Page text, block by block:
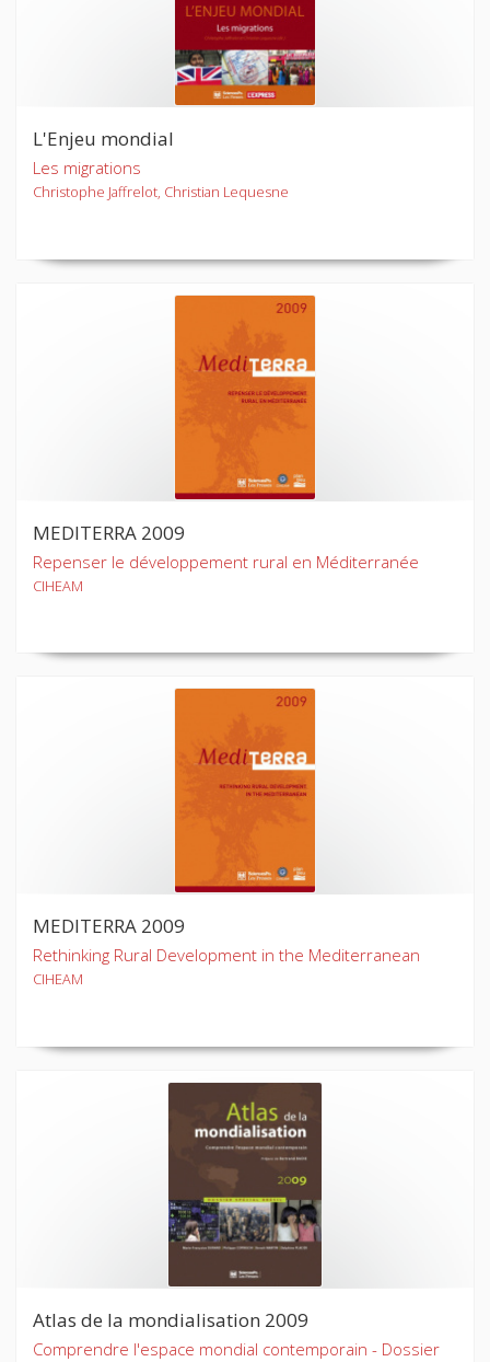
L'Enjeu mondial
Les migrations
Christophe Jaffrelot, Christian Lequesne
MEDITERRA 2009
Repenser le développement rural en Méditerranée
CIHEAM
MEDITERRA 2009
Rethinking Rural Development in the Mediterranean
CIHEAM
Atlas de la mondialisation 2009
Comprendre l'espace mondial contemporain - Dossier